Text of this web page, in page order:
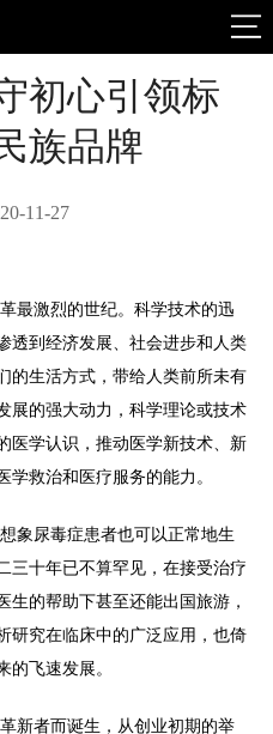
初心引领标
族品牌
11-27
最激烈的世纪。科学技术的迅
透到经济发展、社会进步和人类
的生活方式，带给人类前所未有
展的强大动力，科学理论或技术
医学认识，推动医学新技术、新
救治和医疗服务的能力。
象尿毒症患者也可以正常地生
三十年已不算罕见，在接受治疗
生的帮助下甚至还能出国旅游，
研究在临床中的广泛应用，也倚
的飞速发展。
新者而诞生，从创业初期的举